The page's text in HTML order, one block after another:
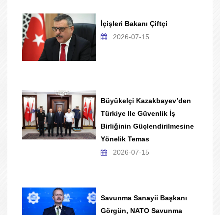
İçişleri Bakanı Çiftçi
2026-07-15
Büyükelçi Kazakbayev’den
Türkiye Ile Güvenlik İş
Birliğinin Güçlendirilmesine
Yönelik Temas
2026-07-15
Savunma Sanayii Başkanı
Görgün, NATO Savunma